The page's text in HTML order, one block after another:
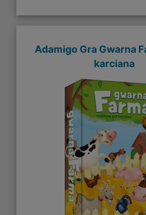
Adamigo Gra Gwarna
karciana